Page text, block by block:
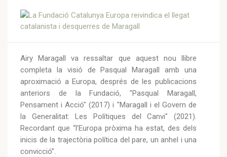
Airy Maragall va ressaltar que aquest nou llibre
completa la visió de Pasqual Maragall amb una
aproximació a Europa, després de les publicacions
anteriors de la Fundació, "Pasqual Maragall,
Pensament i Acció" (2017) i "Maragall i el Govern de
la Generalitat: Les Polítiques del Canvi" (2021).
Recordant que “l’Europa pròxima ha estat, des dels
inicis de la trajectòria política del pare, un anhel i una
convicció”.